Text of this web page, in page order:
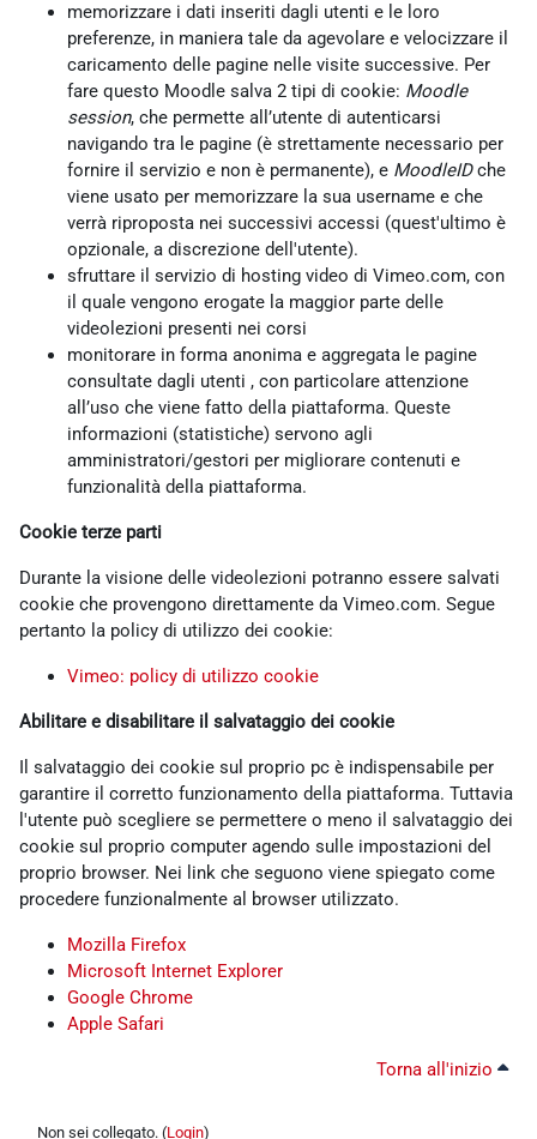
memorizzare i dati inseriti dagli utenti e le loro
preferenze, in maniera tale da agevolare e velocizzare il
caricamento delle pagine nelle visite successive. Per
fare questo Moodle salva 2 tipi di cookie: Moodle
session, che permette all’utente di autenticarsi
navigando tra le pagine (è strettamente necessario per
fornire il servizio e non è permanente), e MoodleIDche
viene usato per memorizzare la sua username e che
verrà riproposta nei successivi accessi (quest'ultimo è
opzionale, a discrezione dell'utente).
sfruttare il servizio di hosting video di Vimeo.com, con
il quale vengono erogate la maggior parte delle
videolezioni presenti nei corsi
monitorare in forma anonima e aggregata le pagine
consultate dagli utenti , con particolare attenzione
all’uso che viene fatto della piattaforma. Queste
informazioni (statistiche) servono agli
amministratori/gestori per migliorare contenuti e
funzionalità della piattaforma.
Cookie terze parti
Durante la visione delle videolezioni potranno essere salvati
cookie che provengono direttamente da Vimeo.com. Segue
pertanto la policy di utilizzo dei cookie:
Vimeo: policy di utilizzo cookie
Abilitare e disabilitare il salvataggio dei cookie
Il salvataggio dei cookie sul proprio pc è indispensabile per
garantire il corretto funzionamento della piattaforma. Tuttavia
l'utente può scegliere se permettere o meno il salvataggio dei
cookie sul proprio computer agendo sulle impostazioni del
proprio browser. Nei link che seguono viene spiegato come
procedere funzionalmente al browser utilizzato.
Mozilla Firefox
Microsoft Internet Explorer
Google Chrome
Apple Safari
Torna all'inizio
Non sei collegato. (Login)